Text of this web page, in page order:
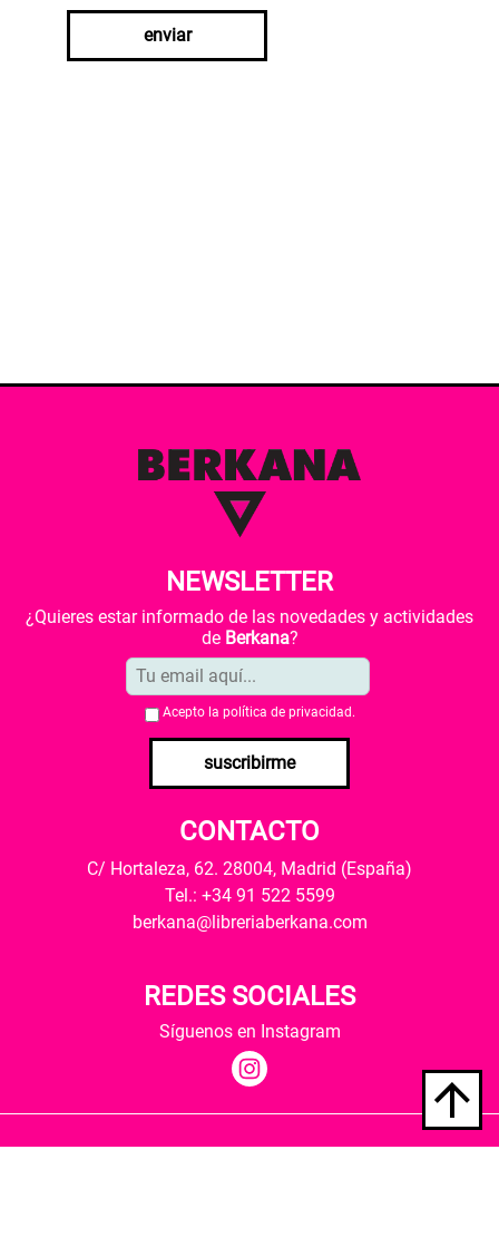
enviar
NEWSLETTER
¿Quieres estar informado de las novedades y actividades
de Berkana?
Acepto la política de privacidad .
suscribirme
CONTACTO
C/ Hortaleza, 62. 28004, Madrid (España)
Tel.: +34 91 522 5599
berkana@libreriaberkana.com
REDES SOCIALES
Síguenos en Instagram